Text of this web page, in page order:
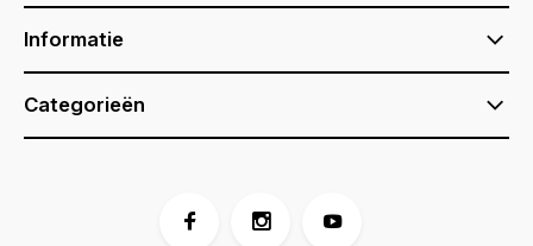
Informatie
Categorieën